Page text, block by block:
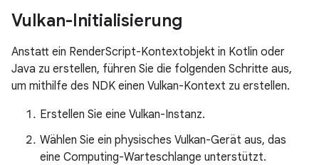
Vulkan-Initialisierung
Anstatt ein RenderScript-Kontextobjekt in Kotlin oder
Java zu erstellen, führen Sie die folgenden Schritte aus,
um mithilfe des NDK einen Vulkan-Kontext zu erstellen.
Erstellen Sie eine Vulkan-Instanz.
Wählen Sie ein physisches Vulkan-Gerät aus, das
eine Computing-Warteschlange unterstützt.